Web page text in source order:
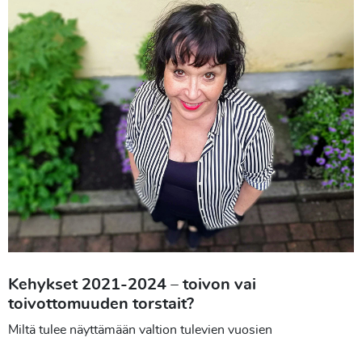
Kehykset 2021-2024 – toivon vai
toivottomuuden torstait?
Miltä tulee näyttämään valtion tulevien vuosien